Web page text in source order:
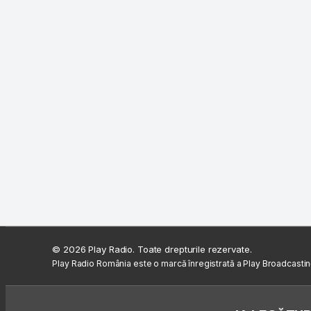
© 2026 Play Radio. Toate drepturile rezervate.
Play Radio România este o marcă înregistrată a Play